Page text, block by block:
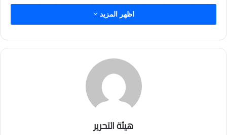
الفلسطينية، والحقوق المشروعة للشعب الفلسطيني،
اظهر المزيد
هيئة التحرير